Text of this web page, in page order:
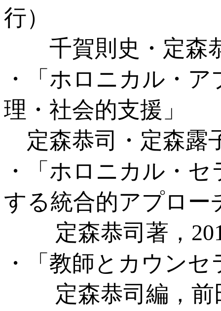
行）
千賀則史・定森恭
・「ホロニカル・
理・社会的支援」
定森恭司・定森露
・「ホロニカル・
する統合的アプロー
定森恭司著，
・「教師とカウン
定森恭司編，前田